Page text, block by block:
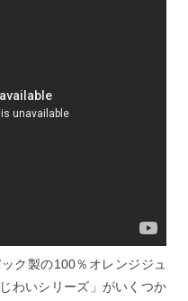
ク製の100％オレンジジュ
わいシリーズ」がいくつか